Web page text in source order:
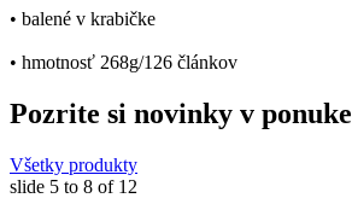
• balené v krabičke
• hmotnosť 268g/126 článkov
Pozrite si novinky v ponuke
Všetky produkty
slide 5 to 8 of 12